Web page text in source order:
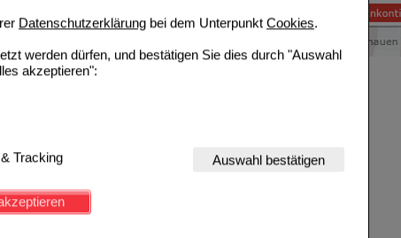
Datenschutzerklärung bei dem Unterpunkt Cookies.
werden dürfen, und bestätigen Sie dies durch "Auswahl
akzeptieren":
die für die Grundfunktionen unserer Website
weshalb auf diese nicht verzichtet werden kann.
noch ansprechender zu gestalten,
unsere Seite an bevorzugte Verhaltensweisen (z.B.
Tracking Auswahl bestätigen